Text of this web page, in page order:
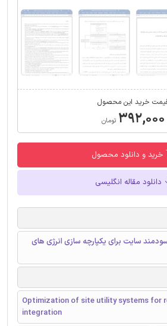
خرید این محصول
۳۹۲,۰۰۰ تومان
خرید و دانلود محصول
دانلود مقاله انگلیسی
سایت برای یکپارچه سازی انرژی های
Optimization of site utility systems for
integration